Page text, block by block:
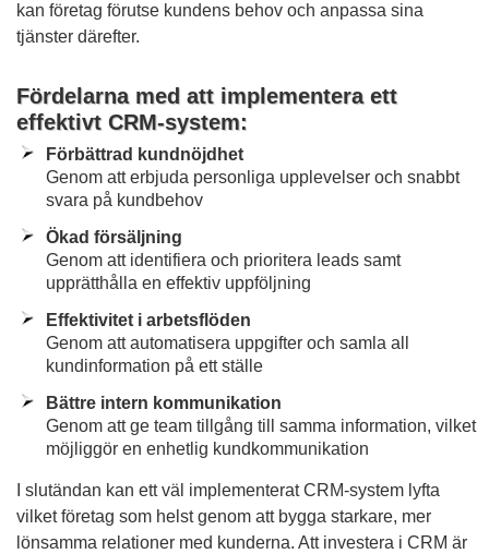
kan företag förutse kundens behov och anpassa sina
tjänster därefter.
Fördelarna med att implementera ett
effektivt CRM-system:
Förbättrad kundnöjdhet
Genom att erbjuda personliga upplevelser och snabbt
svara på kundbehov
Ökad försäljning
Genom att identifiera och prioritera leads samt
upprätthålla en effektiv uppföljning
Effektivitet i arbetsflöden
Genom att automatisera uppgifter och samla all
kundinformation på ett ställe
Bättre intern kommunikation
Genom att ge team tillgång till samma information, vilket
möjliggör en enhetlig kundkommunikation
I slutändan kan ett väl implementerat CRM-system lyfta
vilket företag som helst genom att bygga starkare, mer
lönsamma relationer med kunderna. Att investera i CRM är